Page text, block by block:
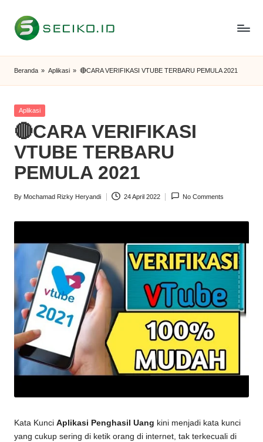
Skip
S
e
c
i
k
o
I
D
Beranda » Aplikasi » 🔴CARA VERIFIKASI VTUBE TERBARU PEMULA 2021
Posted
Aplikasi
🔴CARA VERIFIKASI
VTUBE TERBARU
PEMULA 2021
Posted
By Mochamad Rizky Heryandi 24 April 2022 No Comments
Kata Kunci Aplikasi Penghasil Uang kini menjadi kata kunci
yang cukup sering di ketik orang di internet, tak terkecuali di